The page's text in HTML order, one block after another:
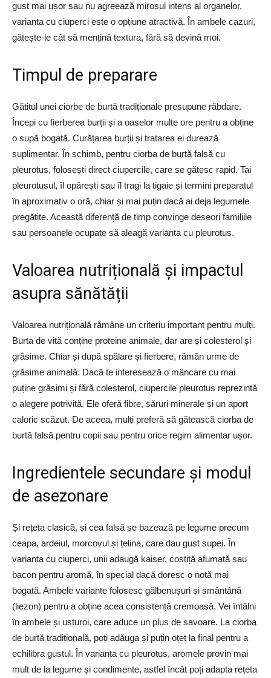
gust mai ușor sau nu agreează mirosul intens al organelor,
varianta cu ciuperci este o opțiune atractivă. În ambele cazuri,
gătește-le cât să mențină textura, fără să devină moi.
Timpul de preparare
Gătitul unei ciorbe de burtă tradiționale presupune răbdare.
Începi cu fierberea burții și a oaselor multe ore pentru a obține
o supă bogată. Curățarea burții și tratarea ei durează
suplimentar. În schimb, pentru ciorba de burtă falsă cu
pleurotus, folosești direct ciupercile, care se gătesc rapid. Tai
pleurotusul, îl opărești sau îl tragi la tigaie și termini preparatul
în aproximativ o oră, chiar și mai puțin dacă ai deja legumele
pregătite. Această diferență de timp convinge deseori familiile
sau persoanele ocupate să aleagă varianta cu pleurotus.
Valoarea nutrițională și impactul
asupra sănătății
Valoarea nutrițională rămâne un criteriu important pentru mulți.
Burta de vită conține proteine animale, dar are și colesterol și
grăsime. Chiar și după spălare și fierbere, rămân urme de
grăsime animală. Dacă te interesează o mâncare cu mai
puține grăsimi și fără colesterol, ciupercile pleurotus reprezintă
o alegere potrivită. Ele oferă fibre, săruri minerale și un aport
caloric scăzut. De aceea, mulți preferă să gătească ciorba de
burtă falsă pentru copii sau pentru orice regim alimentar ușor.
Ingredientele secundare și modul
de asezonare
Și rețeta clasică, și cea falsă se bazează pe legume precum
ceapa, ardeiul, morcovul și țelina, care dau gust supei. În
varianta cu ciuperci, unii adaugă kaiser, costiță afumată sau
bacon pentru aromă, în special dacă doresc o notă mai
bogată. Ambele variante folosesc gălbenușuri și smântână
(liezon) pentru a obține acea consistență cremoasă. Vei întâlni
în ambele și usturoi, care aduce un plus de savoare. La ciorba
de burtă tradițională, poți adăuga și puțin oțet la final pentru a
echilibra gustul. În varianta cu pleurotus, aromele provin mai
mult de la legume și condimente, astfel încât poți adapta rețeta